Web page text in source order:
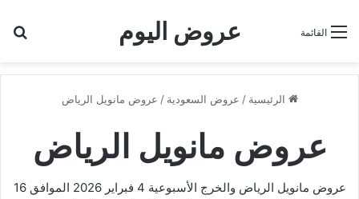
عروض اليوم القائمة
الرئيسية / عروض السعودية / عروض مانويل الرياض
عروض مانويل الرياض
عروض مانويل الرياض والخرج الأسبوعية 4 فبراير 2026 الموافق 16